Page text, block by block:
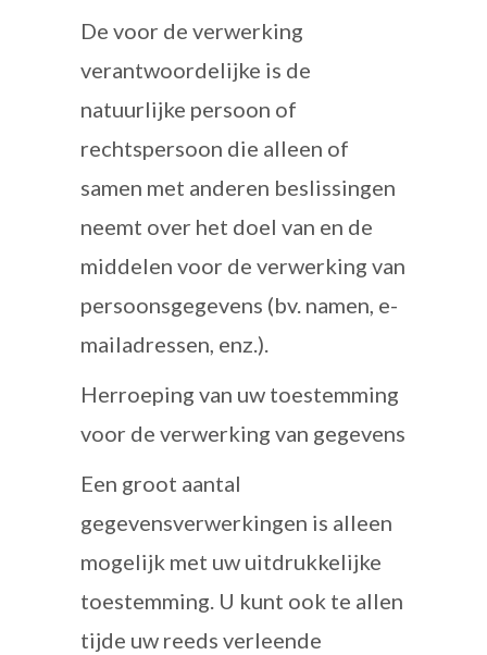
De voor de verwerking
verantwoordelijke is de
natuurlijke persoon of
rechtspersoon die alleen of
samen met anderen beslissingen
neemt over het doel van en de
middelen voor de verwerking van
persoonsgegevens (bv. namen, e-
mailadressen, enz.).
Herroeping van uw toestemming
voor de verwerking van gegevens
Een groot aantal
gegevensverwerkingen is alleen
mogelijk met uw uitdrukkelijke
toestemming. U kunt ook te allen
tijde uw reeds verleende